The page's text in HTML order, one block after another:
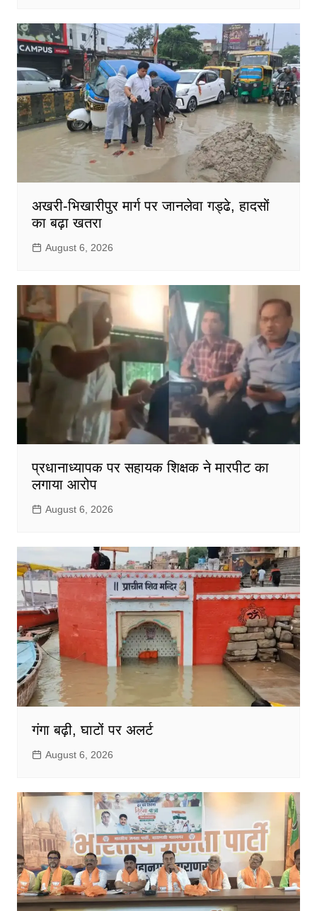
अखरी-भिखारीपुर मार्ग पर जानलेवा गड्ढे, हादसों
का बढ़ा खतरा
August 6, 2026
प्रधानाध्यापक पर सहायक शिक्षक ने मारपीट का
लगाया आरोप
August 6, 2026
गंगा बढ़ी, घाटों पर अलर्ट
August 6, 2026